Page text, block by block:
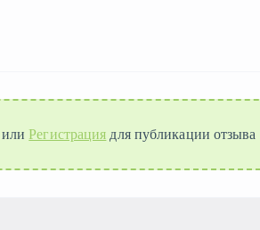
или Регистрация для публикации отзыва